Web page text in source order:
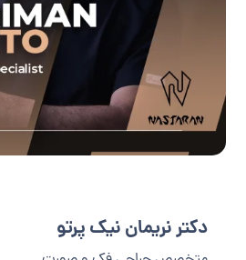
دکتر نریمان نیک پرتو